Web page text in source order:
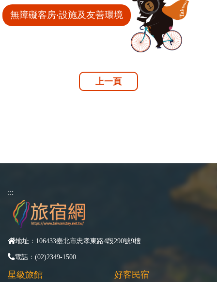
無障礙客房‧設施及友善環境
上一頁
:::
地址：106433臺北市忠孝東路4段290號9樓
電話：(02)2349-1500
星級旅館
好客民宿